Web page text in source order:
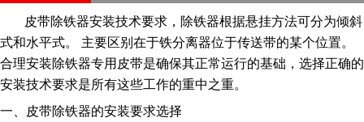
皮带除铁器安装技术要求，除铁器根据悬挂方法可分为倾斜
式和水平式。 主要区别在于铁分离器位于传送带的某个位置。
合理安装除铁器专用皮带是确保其正常运行的基础，选择正确的
安装技术要求是所有这些工作的重中之重。
一、
皮带除铁器的安装要求选择